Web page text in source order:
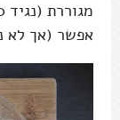
אפשר (אך לא